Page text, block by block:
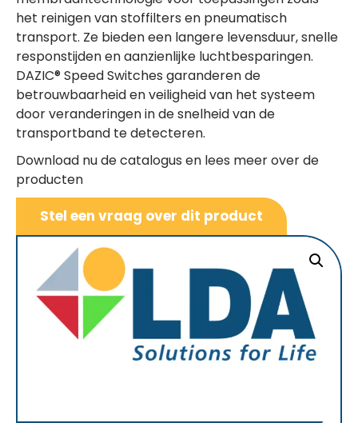
het reinigen van stoffilters en pneumatisch
transport. Ze bieden een langere levensduur, snelle
responstijden en aanzienlijke luchtbesparingen.
DAZIC® Speed Switches garanderen de
betrouwbaarheid en veiligheid van het systeem
door veranderingen in de snelheid van de
transportband te detecteren.
Download nu de catalogus en lees meer over de
producten
Stel een vraag over dit product